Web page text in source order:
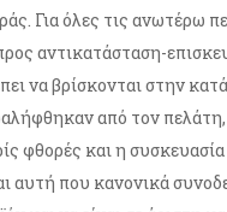
Για όλες τις ανωτέρω
αντικατάσταση-
να βρίσκονται στην
από τον
φθορές και η
αυτή που κανονικά